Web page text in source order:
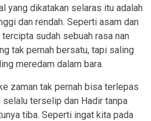
yang dikatakan selaras itu adalah
dan rendah. Seperti asam dan
sudah sebuah rasa nan
tak pernah bersatu, tapi saling
meredam dalam bara.
zaman tak pernah bisa terlepas
terselip dan Hadir tanpa
tiba. Seperti ingat kita pada